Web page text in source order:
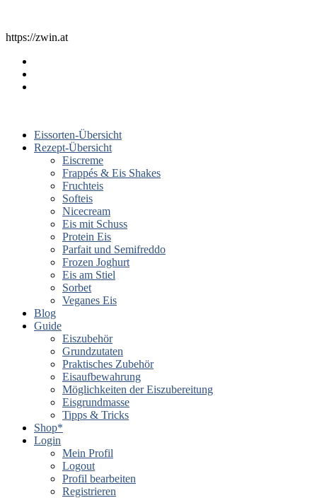
https://zwin.at
Eissorten-Übersicht
Rezept-Übersicht
Eiscreme
Frappés & Eis Shakes
Fruchteis
Softeis
Nicecream
Eis mit Schuss
Protein Eis
Parfait und Semifreddo
Frozen Joghurt
Eis am Stiel
Sorbet
Veganes Eis
Blog
Guide
Eiszubehör
Grundzutaten
Praktisches Zubehör
Eisaufbewahrung
Möglichkeiten der Eiszubereitung
Eisgrundmasse
Tipps & Tricks
Shop*
Login
Mein Profil
Logout
Profil bearbeiten
Registrieren